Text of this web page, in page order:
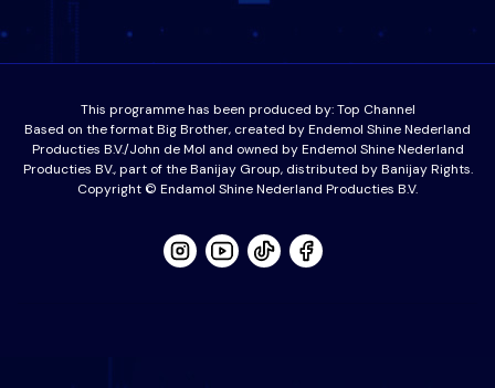
This programme has been produced by:Top Channel
Based on the format Big Brother, created by Endemol Shine Nederland
Producties B.V./John de Mol and owned by Endemol Shine Nederland
Producties BV., part of the Banijay Group, distributed by Banijay Rights.
Copyright © Endamol Shine Nederland Producties B.V.